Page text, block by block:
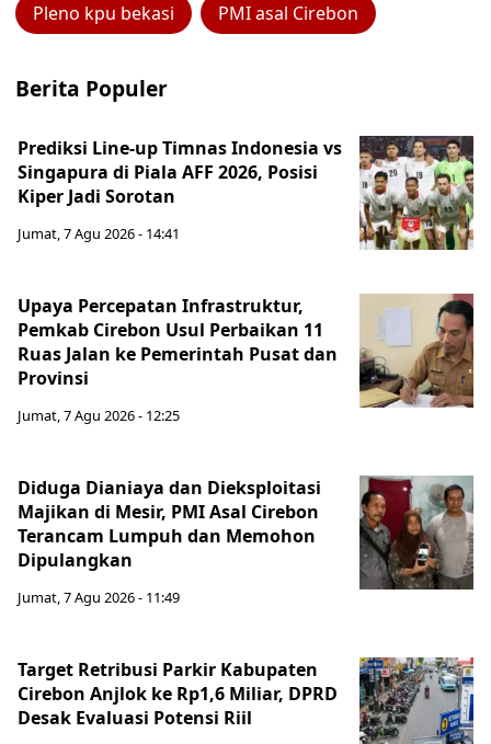
Pleno kpu bekasi PMI asal Cirebon
Berita Populer
Prediksi Line-up Timnas Indonesia vs
Singapura di Piala AFF 2026, Posisi
Kiper Jadi Sorotan
Jumat, 7 Agu 2026 - 14:41
Upaya Percepatan Infrastruktur,
Pemkab Cirebon Usul Perbaikan 11
Ruas Jalan ke Pemerintah Pusat dan
Provinsi
Jumat, 7 Agu 2026 - 12:25
Diduga Dianiaya dan Dieksploitasi
Majikan di Mesir, PMI Asal Cirebon
Terancam Lumpuh dan Memohon
Dipulangkan
Jumat, 7 Agu 2026 - 11:49
Target Retribusi Parkir Kabupaten
Cirebon Anjlok ke Rp1,6 Miliar, DPRD
Desak Evaluasi Potensi Riil